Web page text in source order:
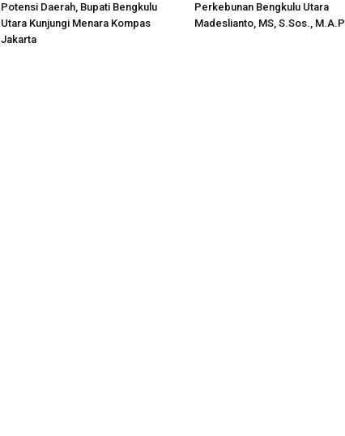
Potensi Daerah, Bupati Bengkulu
Utara Kunjungi Menara Kompas
Jakarta
Perkebunan Bengkulu Utara
Madeslianto, MS, S.Sos., M.A.P